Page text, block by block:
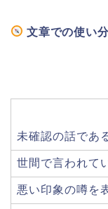
文章での使い
未確認の話であ
世間で言われて
悪い印象の噂を